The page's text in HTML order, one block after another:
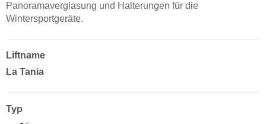
Panoramaverglasung und Halterungen für die
Wintersportgeräte.
Liftname
La Tania
Typ